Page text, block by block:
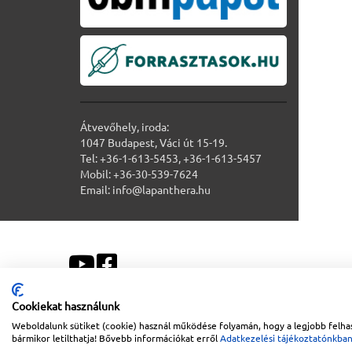
Átvevőhely, iroda:
1047 Budapest, Váci út 15-19.
Tel: +36-1-613-5453, +36-1-613-5457
Mobil: +36-30-539-7624
Email: info@lapanthera.hu
Sitemap|Impresszum
Cookiekat használunk
Weboldalunk sütiket (cookie) használ működése folyamán, hogy a legjobb
bármikor letilthatja! Bővebb információkat errőlAdatkezelési tájékoztatónkban